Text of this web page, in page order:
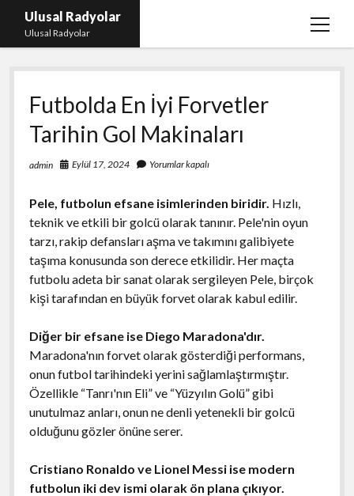
Ulusal Radyolar
Ulusal Radyolar
menüyü
Ana Başlık: Discord Instagram Botu
Instagram Beğeni Kazanma Ücretsiz
Liste
Sayfa Listesi
Futbolda En İyi Forvetler
Tarihin Gol Makinaları
admin Eylül 17, 2024 Yorumlar kapalı
Pele, futbolun efsane isimlerinden biridir. Hızlı,
teknik ve etkili bir golcü olarak tanınır. Pele'nin oyun
tarzı, rakip defansları aşma ve takımını galibiyete
taşıma konusunda son derece etkilidir. Her maçta
futbolu adeta bir sanat olarak sergileyen Pele, birçok
kişi tarafından en büyük forvet olarak kabul edilir.
Diğer bir efsane ise Diego Maradona'dır.
Maradona'nın forvet olarak gösterdiği performans,
onun futbol tarihindeki yerini sağlamlaştırmıştır.
Özellikle “Tanrı'nın Eli” ve “Yüzyılın Golü” gibi
unutulmaz anları, onun ne denli yetenekli bir golcü
olduğunu gözler önüne serer.
Cristiano Ronaldo ve Lionel Messi ise modern
futbolun iki dev ismi olarak ön plana çıkıyor.